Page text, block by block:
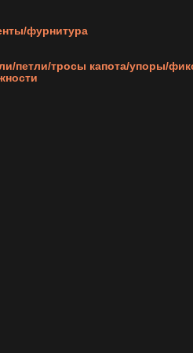
фурнитура
петли/тросы капота/упоры/